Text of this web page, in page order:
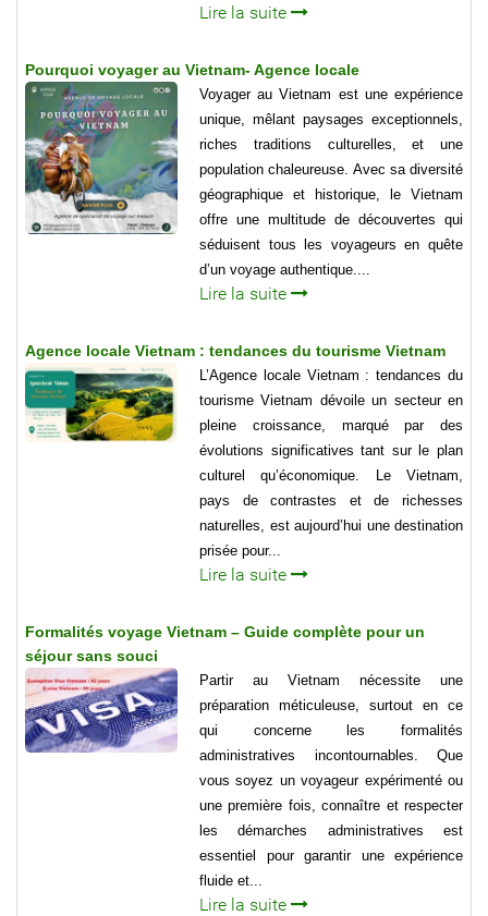
Lire la suite
Pourquoi voyager au Vietnam- Agence locale
Voyager au Vietnam est une expérience
unique, mêlant paysages exceptionnels,
riches traditions culturelles, et une
population chaleureuse. Avec sa diversité
géographique et historique, le Vietnam
offre une multitude de découvertes qui
séduisent tous les voyageurs en quête
d’un voyage authentique....
Lire la suite
Agence locale Vietnam : tendances du tourisme Vietnam
L’Agence locale Vietnam : tendances du
tourisme Vietnam dévoile un secteur en
pleine croissance, marqué par des
évolutions significatives tant sur le plan
culturel qu’économique. Le Vietnam,
pays de contrastes et de richesses
naturelles, est aujourd’hui une destination
prisée pour...
Lire la suite
Formalités voyage Vietnam – Guide complète pour un
séjour sans souci
Partir au Vietnam nécessite une
préparation méticuleuse, surtout en ce
qui concerne les formalités
administratives incontournables. Que
vous soyez un voyageur expérimenté ou
une première fois, connaître et respecter
les démarches administratives est
essentiel pour garantir une expérience
fluide et...
Lire la suite